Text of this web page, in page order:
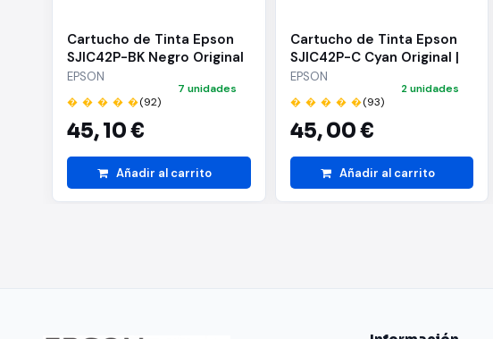
Cartucho de Tinta Epson
SJIC42P-BK Negro Original
| C13T52M140
EPSON
� � � � �(92)
45,10 €
7 unidades
Añadir al carrito
Cartucho de Tinta Epson
SJIC42P-C Cyan Original |
C13T52M240
EPSON
� � � � �(93)
45,00 €
2 unidades
Añadir al carrito